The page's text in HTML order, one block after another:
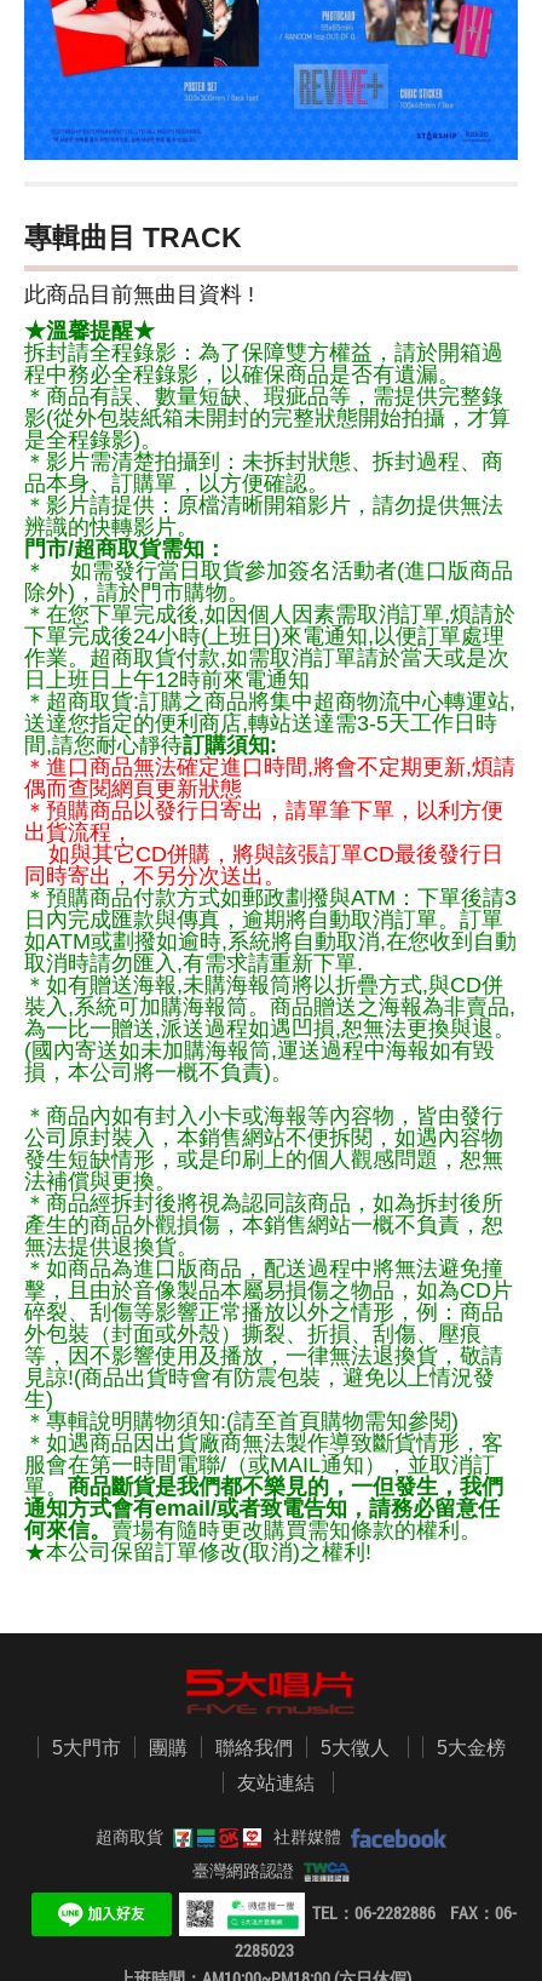
專輯曲目 TRACK
此商品目前無曲目資料 !
★溫馨提醒★
拆封請全程錄影：為了保障雙方權益，請於開箱過
程中務必全程錄影，以確保商品是否有遺漏。
＊商品有誤、數量短缺、瑕疵品等，需提供完整錄
影(從外包裝紙箱未開封的完整狀態開始拍攝，才算
是全程錄影)。
＊影片需清楚拍攝到：未拆封狀態、拆封過程、商
品本身、訂購單，以方便確認。
＊影片請提供：原檔清晰開箱影片，請勿提供無法
辨識的快轉影片。
門市/超商取貨需知：
＊ 如需發行當日取貨參加簽名活動者(進口版商品
除外)，請於門市購物。
＊在您下單完成後,如因個人因素需取消訂單,煩請於
下單完成後24小時(上班日)來電通知,以便訂單處理
作業。超商取貨付款,如需取消訂單請於當天或是次
日上班日上午12時前來電通知
＊超商取貨:訂購之商品將集中超商物流中心轉運站,
送達您指定的便利商店,轉站送達需3-5天工作日時
間,請您耐心靜待訂購須知:
＊進口商品無法確定進口時間,將會不定期更新,煩請
偶而查閱網頁更新狀態
＊預購商品以發行日寄出，請單筆下單，以利方便
出貨流程，
如與其它CD併購，將與該張訂單CD最後發行日
同時寄出，不另分次送出。
＊預購商品付款方式如郵政劃撥與ATM：下單後請3
日內完成匯款與傳真，逾期將自動取消訂單。訂單
如ATM或劃撥如逾時,系統將自動取消,在您收到自動
取消時請勿匯入,有需求請重新下單.
＊如有贈送海報,未購海報筒將以折疊方式,與CD併
裝入,系統可加購海報筒。商品贈送之海報為非賣品,
為一比一贈送,派送過程如遇凹損,恕無法更換與退。
(國內寄送如未加購海報筒,運送過程中海報如有毀
損，本公司將一概不負責)。
＊商品內如有封入小卡或海報等內容物，皆由發行
公司原封裝入，本銷售網站不便拆閱，如遇內容物
發生短缺情形，或是印刷上的個人觀感問題，恕無
法補償與更換。
＊商品經拆封後將視為認同該商品，如為拆封後所
產生的商品外觀損傷，本銷售網站一概不負責，恕
無法提供退換貨。
＊如商品為進口版商品，配送過程中將無法避免撞
擊，且由於音像製品本屬易損傷之物品，如為CD片
碎裂、刮傷等影響正常播放以外之情形，例：商品
外包裝（封面或外殼）撕裂、折損、刮傷、壓痕
等，因不影響使用及播放，一律無法退換貨，敬請
見諒!(商品出貨時會有防震包裝，避免以上情況發
生)
＊專輯說明購物須知:(請至首頁購物需知參閱)
＊如遇商品因出貨廠商無法製作導致斷貨情形，客
服會在第一時間電聯/（或MAIL通知），並取消訂
單。 商品斷貨是我們都不樂見的，一但發生，我們
通知方式會有email/或者致電告知，請務必留意任
何來信。 賣場有隨時更改購買需知條款的權利。
★本公司保留訂單修改(取消)之權利!
5大門市 團購 聯絡我們 5大徵人
5大金榜
友站連結
超商取貨
社群媒體
臺灣網路認證
TEL：06-2282886 FAX：06-
2285023